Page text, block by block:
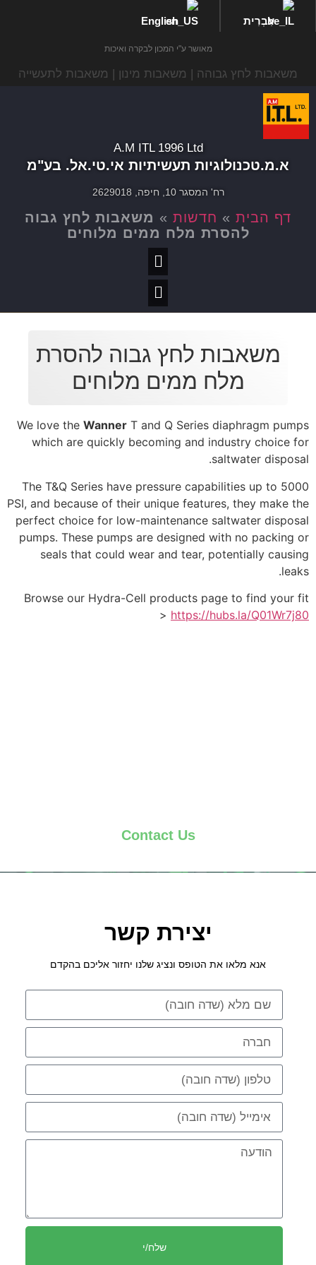
עִבְרִית English
מאושר ע"י המכון לבקרה ואיכות
משאבות לחץ גבוהה | משאבות מינון | משאבות לתעשייה
A.M ITL 1996 Ltd
א.מ.טכנולוגיות תעשיתיות אי.טי.אל. בע"מ
רח' המסגר 10, חיפה, 2629018
דף הבית » חדשות » משאבות לחץ גבוה
להסרת מלח ממים מלוחים
משאבות לחץ גבוה להסרת
מלח ממים מלוחים
We love the Wanner T and Q Series diaphragm pumps
which are quickly becoming and industry choice for
saltwater disposal.
The T&Q Series have pressure capabilities up to 5000
PSI, and because of their unique features, they make the
perfect choice for low-maintenance saltwater disposal
pumps. These pumps are designed with no packing or
seals that could wear and tear, potentially causing
leaks.
Browse our Hydra-Cell products page to find your fit
> https://hubs.la/Q01Wr7j80
Contact Us
יצירת קשר
אנא מלאו את הטופס ונציג שלנו יחזור אליכם בהקדם
שלח/י